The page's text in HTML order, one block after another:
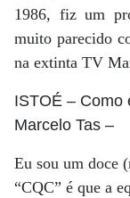
1986, fiz um
muito parecido
na extinta TV
ISTOÉ – Como
Marcelo Tas –
Eu sou um doce
“CQC” é que a